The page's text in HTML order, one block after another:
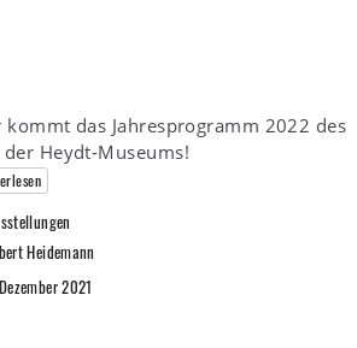
kommt das Jahresprogramm 2022 des
der Heydt-Museums!
Heidemann
2021